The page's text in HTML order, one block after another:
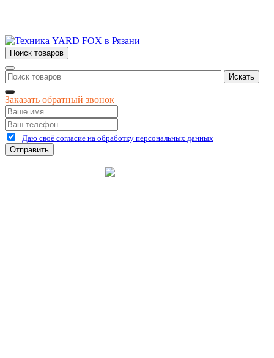
Поиск товаров
Искать
Заказать обратный звонок
Даю своё согласие на обработку персональных данных
Отправить